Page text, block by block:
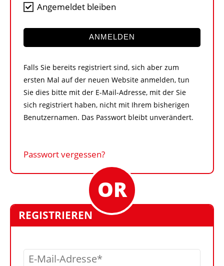
KONTAKT
Angemeldet bleiben
ANMELDEN
Falls Sie bereits registriert sind, sich aber zum
ersten Mal auf der neuen Website anmelden, tun
Sie dies bitte mit der E-Mail-Adresse, mit der Sie
sich registriert haben, nicht mit Ihrem bisherigen
Benutzernamen. Das Passwort bleibt unverändert.
Passwort vergessen?
REGISTRIEREN
E-Mail-Adresse